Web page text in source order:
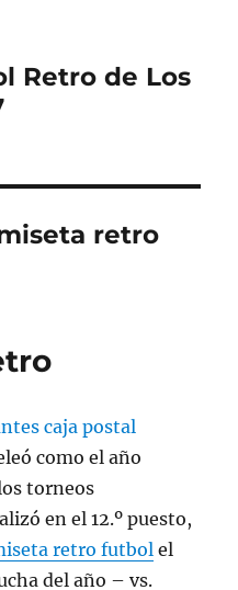
Retro de Los
retro
como el año
torneos
en el 12.º puesto,
retro futbol el
del año – vs.